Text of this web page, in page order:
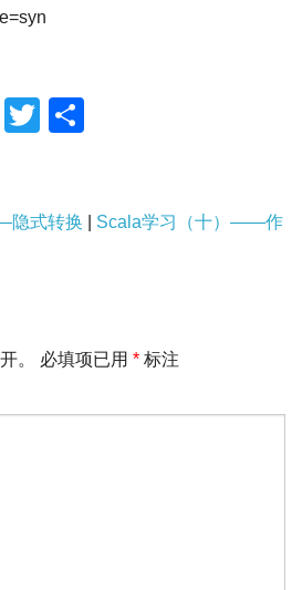
F
T
er
隐式转换
Scala学习（十）——作
。 必填项已用 * 标注